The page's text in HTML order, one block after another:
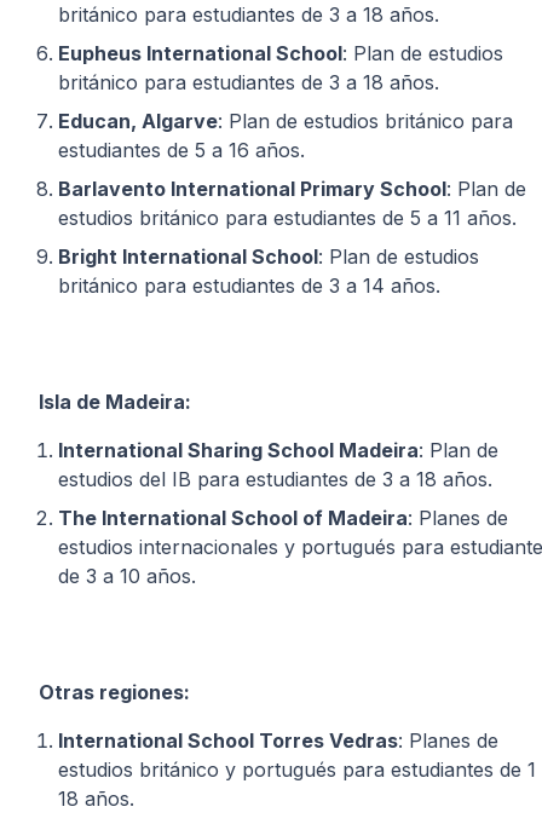
británico para estudiantes de 3 a 18 años.
Eupheus International School: Plan de estudios
británico para estudiantes de 3 a 18 años.
Educan, Algarve: Plan de estudios británico para
estudiantes de 5 a 16 años.
Barlavento International Primary School: Plan de
estudios británico para estudiantes de 5 a 11 años.
Bright International School: Plan de estudios
británico para estudiantes de 3 a 14 años.
Isla de Madeira:
International Sharing School Madeira: Plan de
estudios del IB para estudiantes de 3 a 18 años.
The International School of Madeira: Planes de
estudios internacionales y portugués para
de 3 a 10 años.
Otras regiones:
International School Torres Vedras: Planes de
estudios británico y portugués para estudiantes de 1
18 años.